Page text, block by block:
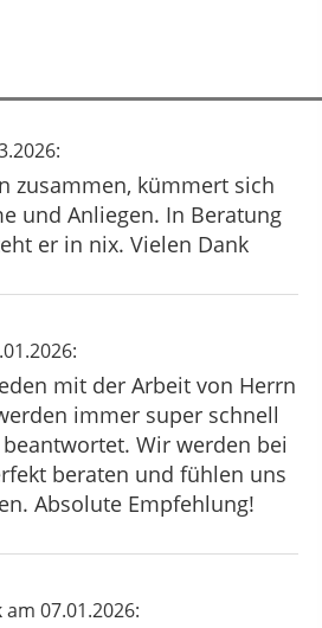
zusammen, kümmert sich
und Anliegen. In Beratung
er in nix. Vielen Dank
mit der Arbeit von Herrn
immer super schnell
Wir werden bei
beraten und fühlen uns
Absolute Empfehlung!
am 07.01.2026: